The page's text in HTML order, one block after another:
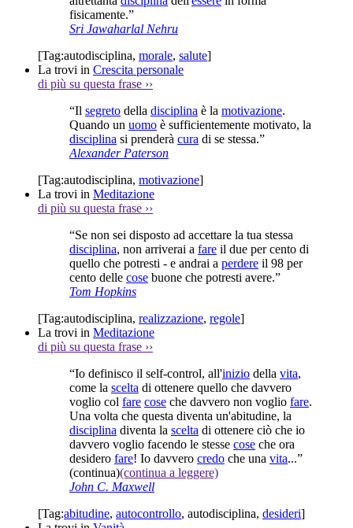
fisicamente.”
Sri Jawaharlal Nehru
[Tag:autodisciplina, morale, salute]
La trovi in Crescita personale
di più su questa frase ››
“Il segreto della disciplina è la motivazione.
Quando un uomo è sufficientemente motivato, la
disciplina si prenderà cura di se stessa.”
Alexander Paterson
[Tag:autodisciplina, motivazione]
La trovi in Meditazione
di più su questa frase ››
“Se non sei disposto ad accettare la tua stessa
disciplina, non arriverai a fare il due per cento di
quello che potresti - e andrai a perdere il 98 per
cento delle cose buone che potresti avere.”
Tom Hopkins
[Tag:autodisciplina, realizzazione, regole]
La trovi in Meditazione
di più su questa frase ››
“Io definisco il self-control, all'inizio della vita,
come la scelta di ottenere quello che davvero
voglio col fare cose che davvero non voglio fare.
Una volta che questa diventa un'abitudine, la
disciplina diventa la scelta di ottenere ciò che io
davvero voglio facendo le stesse cose che ora
desidero fare! Io davvero credo che una vita...”
(continua)(continua a leggere)
John C. Maxwell
[Tag:abitudine, autocontrollo, autodisciplina, desideri]